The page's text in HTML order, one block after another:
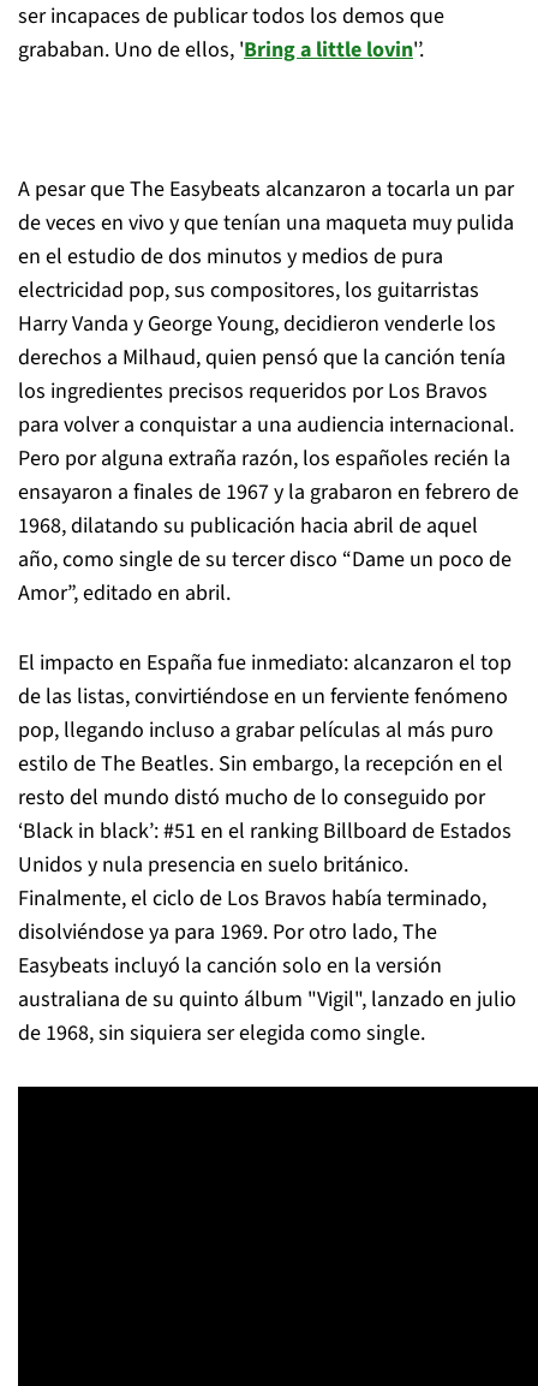
ser incapaces de publicar todos los demos que
grababan. Uno de ellos, 'Bring a little lovin'’.
A pesar que The Easybeats alcanzaron a tocarla un par
de veces en vivo y que tenían una maqueta muy pulida
en el estudio de dos minutos y medios de pura
electricidad pop, sus compositores, los guitarristas
Harry Vanda y George Young, decidieron venderle los
derechos a Milhaud, quien pensó que la canción tenía
los ingredientes precisos requeridos por Los Bravos
para volver a conquistar a una audiencia internacional.
Pero por alguna extraña razón, los españoles recién la
ensayaron a finales de 1967 y la grabaron en febrero de
1968, dilatando su publicación hacia abril de aquel
año, como single de su tercer disco “Dame un poco de
Amor”, editado en abril.
El impacto en España fue inmediato: alcanzaron el top
de las listas, convirtiéndose en un ferviente fenómeno
pop, llegando incluso a grabar películas al más puro
estilo de The Beatles. Sin embargo, la recepción en el
resto del mundo distó mucho de lo conseguido por
‘Black in black’: #51 en el ranking Billboard de Estados
Unidos y nula presencia en suelo británico.
Finalmente, el ciclo de Los Bravos había terminado,
disolviéndose ya para 1969. Por otro lado, The
Easybeats incluyó la canción solo en la versión
australiana de su quinto álbum "Vigil", lanzado en julio
de 1968, sin siquiera ser elegida como single.